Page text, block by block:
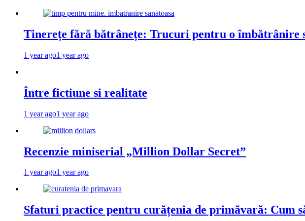
Tinerețe fără bătrânețe: Trucuri pentru o îmbătrânire
1 year ago1 year ago
Între fictiune si realitate
1 year ago1 year ago
Recenzie miniserial „Million Dollar Secret”
1 year ago1 year ago
Sfaturi practice pentru curățenia de primăvară: Cum